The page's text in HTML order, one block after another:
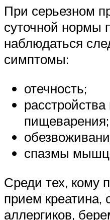
При серьезном
суточной нормы
наблюдаться
симптомы:
отечность;
пищеварения;
спазмы
Среди тех, кому
прием креатина,
аллергиков,